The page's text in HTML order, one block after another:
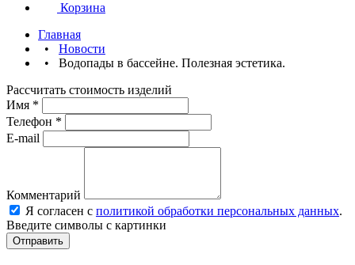
Корзина
Главная
• Новости
• Водопады в бассейне. Полезная эстетика.
Рассчитать стоимость изделий
Имя *
Телефон *
E-mail
Комментарий
Я согласен с политикой обработки персональных данных.
Введите символы с картинки